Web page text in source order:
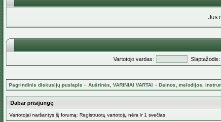
Jūs
Vartotojo vardas: Slaptažodis:
Pagrindinis diskusijų puslapis » Aušrinės, VARINIAI VARTAI » Dainos, melodijos,
Dabar prisijungę
Vartotojai naršantys šį forumą: Registruotų vartotojų nėra ir 1 svečias